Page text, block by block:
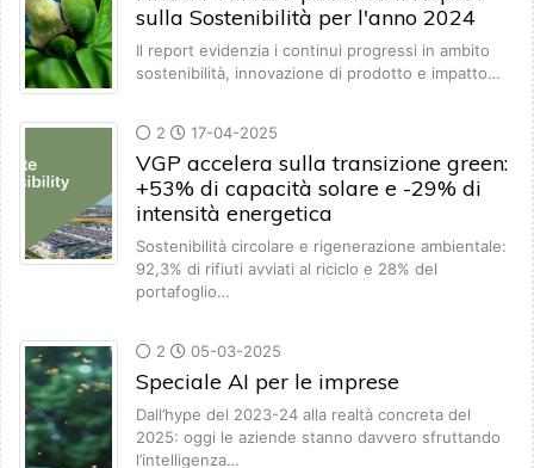
sulla Sostenibilità per l'anno 2024
Il report evidenzia i continui progressi in ambito
sostenibilità, innovazione di prodotto e impatto…
2 17-04-2025
VGP accelera sulla transizione green:
+53% di capacità solare e -29% di
intensità energetica
Sostenibilità circolare e rigenerazione ambientale:
92,3% di rifiuti avviati al riciclo e 28% del
portafoglio…
2 05-03-2025
Speciale AI per le imprese
Dall’hype del 2023-24 alla realtà concreta del
2025: oggi le aziende stanno davvero sfruttando
l’intelligenza…